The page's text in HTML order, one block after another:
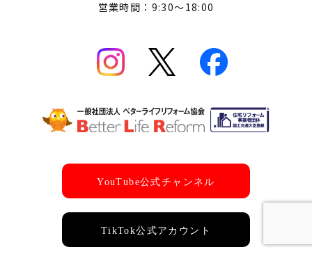
営業時間：9:30～18:00